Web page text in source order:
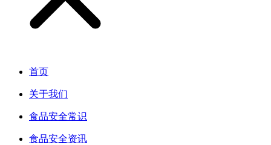
首页
关于我们
食品安全常识
食品安全资讯